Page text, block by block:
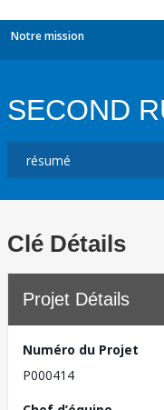
Notre mission
SECOND
Clé Détails
Projet Détails
Numéro du Projet
P000414